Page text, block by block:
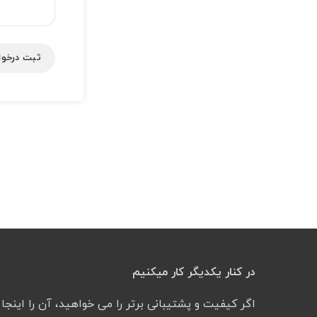
در کنار یکدیگر کار میکنیم
اگر کیفیت و پشتیبانی برتر را می خواهید، آن را اینجا